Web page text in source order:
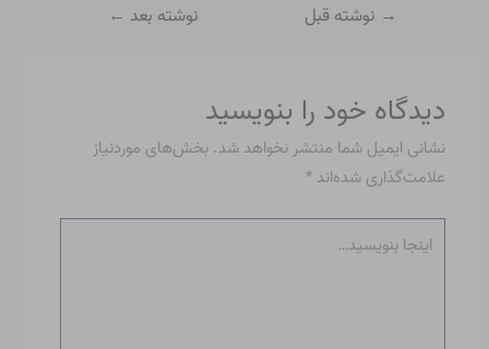
→ نوشته قبل نوشته بعد ←
دیدگاه‌ خود را بنویسید
نشانی ایمیل شما منتشر نخواهد شد. بخش‌های موردنیاز
علامت‌گذاری شده‌اند*
بنویسید…